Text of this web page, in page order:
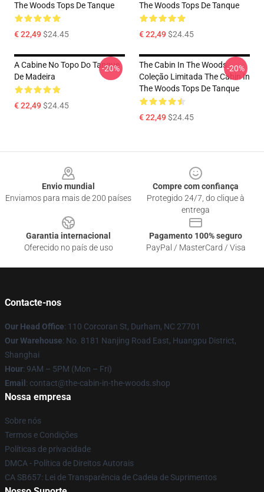
The Woods Tops De Tanque
€ 22,49$24.45
The Woods Tops De Tanque
€ 22,49$24.45
A Cabine No Topo Do Tanque
De Madeira
€ 22,49$24.45
-20%
The Cabin In The Woods
Coleção Limitada The Cabin In
The Woods Tops De Tanque
€ 22,49$24.45
-20%
Envio mundial
Enviamos para mais de 200 países
Compre com confiança
Protegido 24/7, do clique à
entrega
Garantia internacional
Oferecido no país de uso
Pagamento 100% seguro
PayPal / MasterCard / Visa
Contacte-nos
Our Head Office: 110 Corcoran St, Durham, NC 27701
Our Warehouse: No. 8181 Nanjing Road East, Huangpu District,
Shanghai
Hour: 9AM – 5PM (Mon – Fri)
Email : contact@the-cabin-in-the-woods.shop
Nossa empresa
Sobre nós
Termos e Condições
Políticas de privacidade
DMCA - Política de Direitos Autorais
CA SB657: Lei de Transparência de Cadeia de Suprimentos